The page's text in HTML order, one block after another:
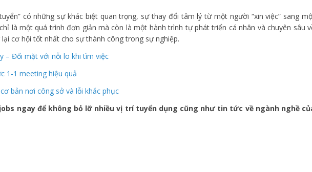
có những sự khác biệt quan trọng, sự thay đổi tâm lý từ một người “xin việc” sang
là một quá trình đơn giản mà còn là một hành trình tự phát triển cá nhân và chuyên sâu
cơ hội tốt nhất cho sự thành công trong sự nghiệp.
– Đối mặt với nỗi lo khi tìm việc
1-1 meeting hiệu quả
bản nơi công sở và lỗi khắc phục
ngay để không bỏ lỡ nhiều vị trí tuyển dụng cũng như tin tức về ngành nghề